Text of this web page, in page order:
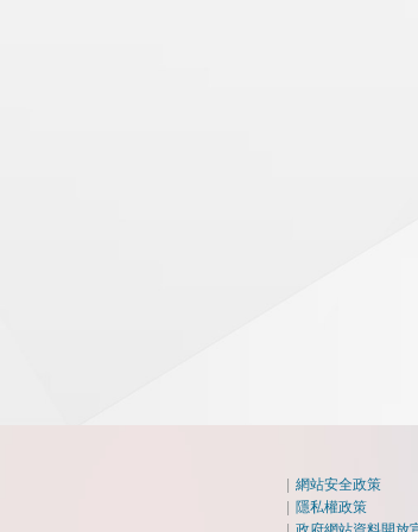
|網站安全政策
|隱私權政策